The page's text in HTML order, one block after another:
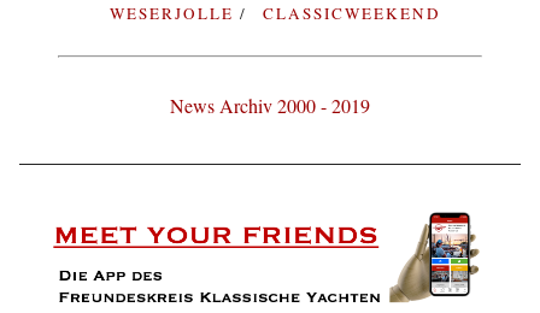
WESERJOLLE
CLASSICWEEKEND
News Archiv 2000 - 2019